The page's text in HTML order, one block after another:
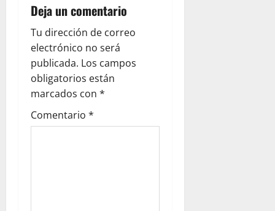
a
t
i
o
n
Deja un comentario
Tu dirección de correo
electrónico no será
publicada. Los campos
obligatorios están
marcados con *
Comentario *